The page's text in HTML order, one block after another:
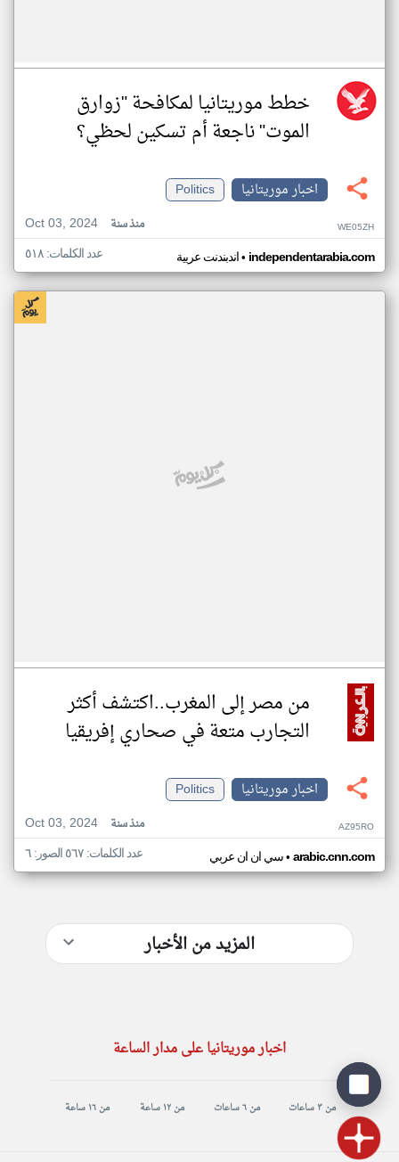
خطط موريتانيا لمكافحة "زوارق
الموت" ناجعة أم تسكين لحظي؟
اخبار موريتانيا
Politics
Oct 03, 2024
منذ سنة WE05ZH
اندبندنت عربية• independentarabia.com عدد الكلمات: ٥١٨
من مصر إلى المغرب..اكتشف أكثر
التجارب متعة في صحاري إفريقيا
اخبار موريتانيا
Politics
Oct 03, 2024
منذ سنة AZ95RO
سي ان ان عربي• arabic.cnn.com عدد الكلمات: ٥٦٧ الصور: ٦
المزيد من الأخبار
اخبار موريتانيا على مدار الساعة
من ٣ ساعات من ٦ ساعات من ١٢ ساعة من ١٦ ساعة